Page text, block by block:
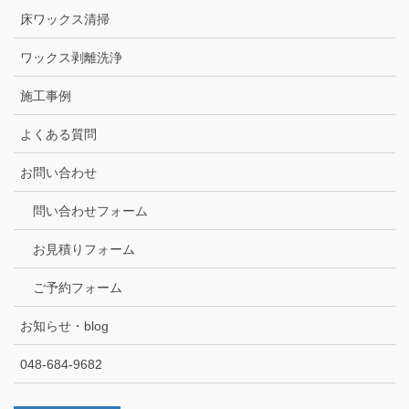
床ワックス清掃
ワックス剥離洗浄
施工事例
よくある質問
お問い合わせ
問い合わせフォーム
お見積りフォーム
ご予約フォーム
お知らせ・blog
048-684-9682